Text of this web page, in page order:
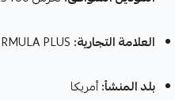
العلامة التجارية:
بلد المنشأ:أمريكا